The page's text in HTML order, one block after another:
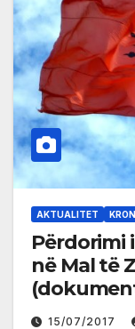
AKTUALITET
Përdorimi
në Mal të
15/07/2017